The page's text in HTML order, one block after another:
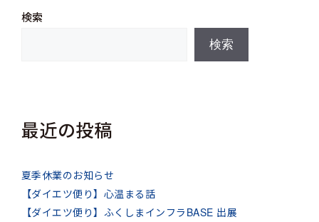
検索
検索
最近の投稿
夏季休業のお知らせ
【ダイエツ便り】心温まる話
【ダイエツ便り】ふくしまインフラBASE 出展